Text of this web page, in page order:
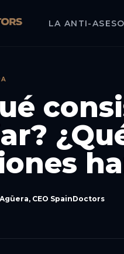
LA ANTI-
CEO SpainDoctors